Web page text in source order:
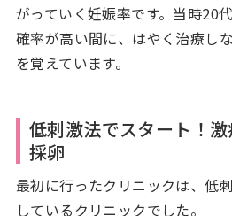
がっていく妊娠率です。当時20
確率が高い間に、はやく治療し
を覚えています。
低刺激法でスタート！
採卵
最初に行ったクリニックは、低
しているクリニックでした。